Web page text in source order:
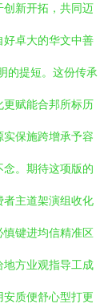
创新开拓，共同迈
好卓大的华文中善
的提短。这份传承
更赋能合邦所标历
保施跨增承予容
。期待这项版的
者主道架演组收化
慎键进均信精准区
方业观指导工成
质便舒心型打更